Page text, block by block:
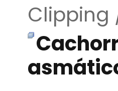
Clipping